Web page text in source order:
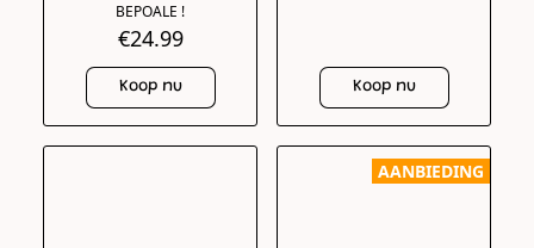
BEPOALE !
€24.99
Koop nu Koop nu
AANBIEDING